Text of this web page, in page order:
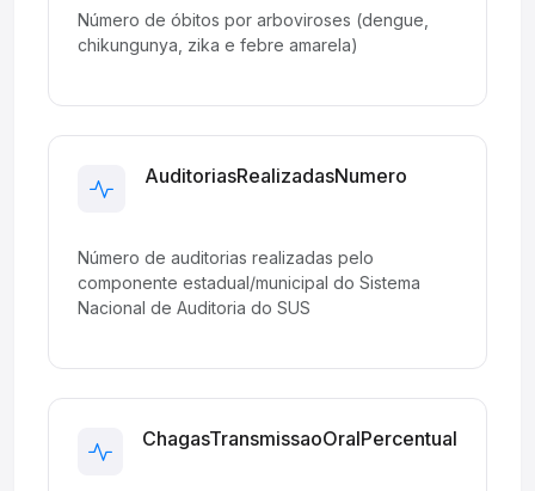
Número de óbitos por arboviroses (dengue,
chikungunya, zika e febre amarela)
AuditoriasRealizadasNumero
Número de auditorias realizadas pelo
componente estadual/municipal do Sistema
Nacional de Auditoria do SUS
ChagasTransmissaoOralPercentual